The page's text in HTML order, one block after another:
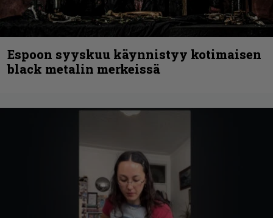
Espoon syyskuu käynnistyy kotimaisen
black metalin merkeissä